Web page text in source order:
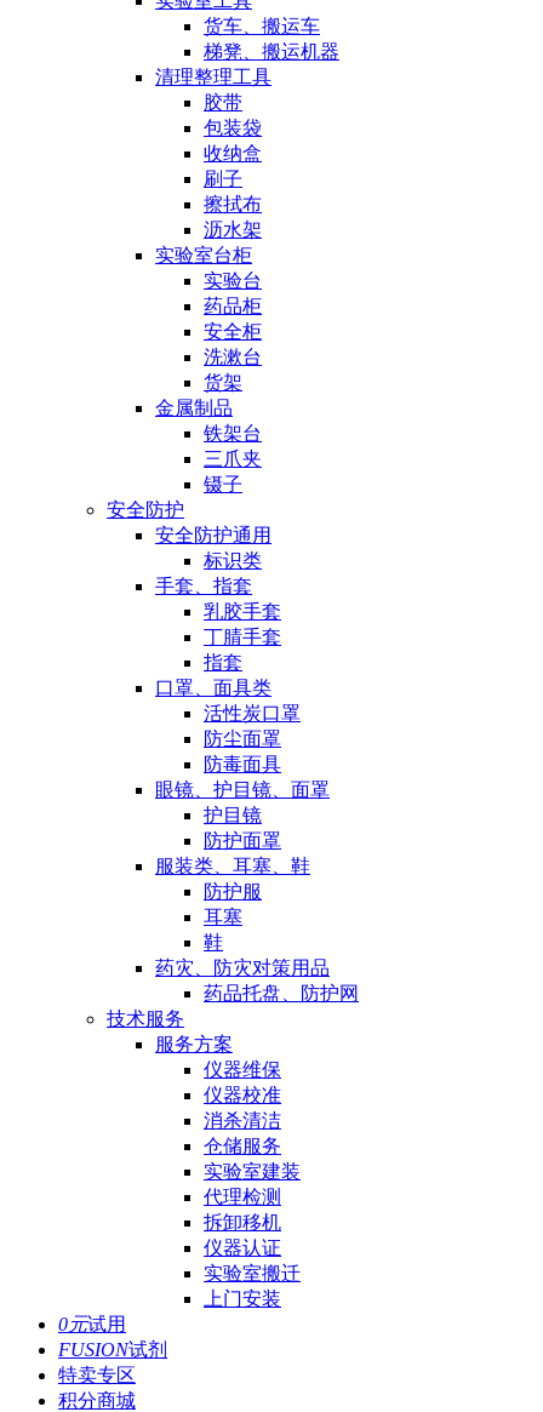
货车、搬运车
梯凳、搬运机器
清理整理工具
胶带
包装袋
收纳盒
刷子
擦拭布
沥水架
实验室台柜
实验台
药品柜
安全柜
洗漱台
货架
金属制品
铁架台
三爪夹
镊子
安全防护
安全防护通用
标识类
手套、指套
乳胶手套
丁腈手套
指套
口罩、面具类
活性炭口罩
防尘面罩
防毒面具
眼镜、护目镜、面罩
护目镜
防护面罩
服装类、耳塞、鞋
防护服
耳塞
鞋
药灾、防灾对策用品
药品托盘、防护网
技术服务
服务方案
仪器维保
仪器校准
消杀清洁
仓储服务
实验室建装
代理检测
拆卸移机
仪器认证
实验室搬迁
上门安装
0元试用
FUSION试剂
特卖专区
积分商城